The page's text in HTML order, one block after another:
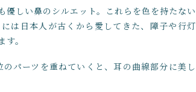
しい鼻のシルエット。これらを色を持たない
は日本人が古くから愛してきた、障子や行灯
。
パーツを重ねていくと、耳の曲線部分に美し